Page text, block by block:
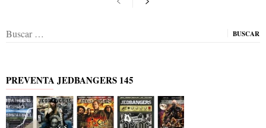
Buscar:
PREVENTA JEDBANGERS 145